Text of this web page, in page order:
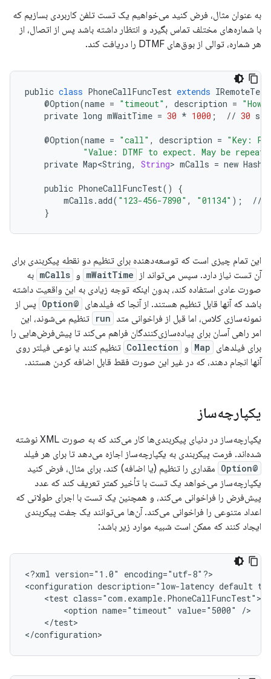
به عنوان مثال، فرض کنید می‌خواهیم یک تست تلفن کاربردی بسازیم که
با شماره‌های مختلف تماس بگیرد و انتظار داشته باشد پس از اتصال، از
هر شماره، توالی از بوق‌های DTMF را دریافت کند.
public class PhoneCallFuncTest extends IRemoteTest
@Option(name = "timeout" , description =
private long mWaitTime = 30 * 1000 ; // 30
@Option(name = "call" , description = "Key:
"Value: DTMF to expect. May be
private Map<String, String> mCalls = new
public PhoneCallFuncTest()
{
mCalls .add( "123-456-7890" , "01134" ); //
}
این تمام چیزی است که توسعه‌دهنده برای تنظیم دو نقطه پیکربندی برای
آن تست نیاز دارد. سپس می‌تواند از
mWaitTime و mCalls به
صورت عادی استفاده کند، بدون اینکه توجه زیادی به این واقعیت داشته
باشد که آنها قابل تنظیم هستند. از آنجا که فیلدهای @Option
پس از
نمونه‌سازی کلاس، اما قبل از فراخوانی متد run تنظیم می‌شوند، این
امر راهی آسان برای پیاده‌سازی‌کنندگان فراهم می‌کند تا پیش‌فرض‌هایی را
برای فیلدهای Map و Collection تنظیم کنند یا نوعی فیلتر روی
آنها انجام دهند، که در غیر این صورت فقط قابل اضافه کردن هستند.
یکپارچه‌ساز
یکپارچه‌ساز در دنیای پیکربندی‌ها کار می‌کند که به صورت XML نوشته
شده‌اند. فرمت پیکربندی به یکپارچه‌ساز اجازه می‌دهد تا برای هر فیلد
@Option
مقداری را تنظیم (یا اضافه) کند. برای مثال، فرض کنید
یکپارچه‌ساز می‌خواهد یک تست با تأخیر کمتر تعریف کند که عدد
پیش‌فرض را فراخوانی می‌کند، و همچنین یک تست با اجرای طولانی که
اعداد متنوعی را فراخوانی می‌کند. آن‌ها می‌توانند یک جفت پیکربندی
ایجاد کنند که ممکن است شبیه موارد زیر باشد:
<?xml version="1.0" encoding="utf-8"?>
<configuration description="low-latency default
    <test class="com.example.PhoneCallFuncTest">
        <option name="timeout" value="5000" />
    </test>
</configuration>